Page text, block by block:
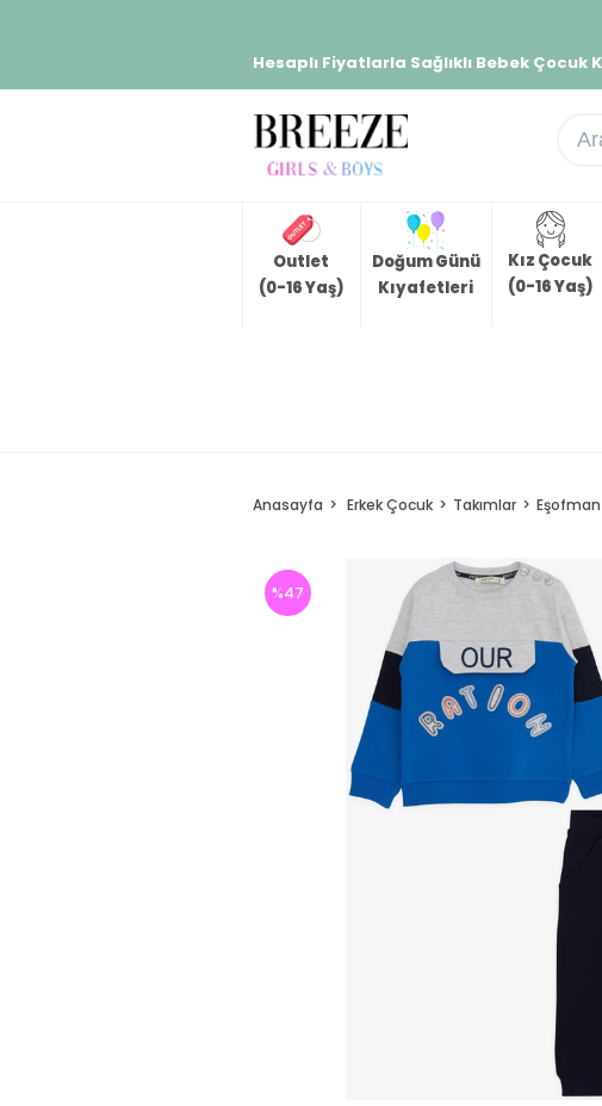
Hesaplı Fiyatlarla Sağlıklı Bebek Çocuk
Outlet
(0-16 Yaş)
Doğum Günü
Kıyafetleri
Kız Çocuk
(0-16 Yaş)
Anasayfa Erkek Çocuk Takımlar Eşofman
%47